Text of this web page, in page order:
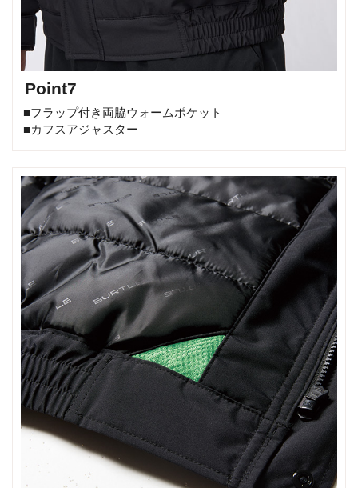
Point7
■フラップ付き両脇ウォームポケット
■カフスアジャスター